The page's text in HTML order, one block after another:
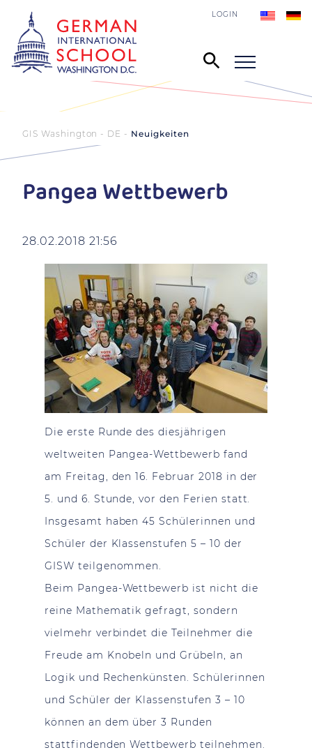
LOGIN
GIS Washington - DE Neuigkeiten
Pangea Wettbewerb
28.02.2018 21:56
Die erste Runde des diesjährigen
weltweiten Pangea-Wettbewerb fand
am Freitag, den 16. Februar 2018 in der
5. und 6. Stunde, vor den Ferien statt.
Insgesamt haben 45 Schülerinnen und
Schüler der Klassenstufen 5 – 10 der
GISW teilgenommen.
Beim Pangea-Wettbewerb ist nicht die
reine Mathematik gefragt, sondern
vielmehr verbindet die Teilnehmer die
Freude am Knobeln und Grübeln, an
Logik und Rechenkünsten. Schülerinnen
und Schüler der Klassenstufen 3 – 10
können an dem über 3 Runden
stattfindenden Wettbewerb teilnehmen.